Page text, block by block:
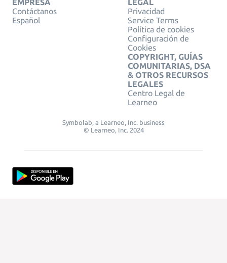
EMPRESA
Contáctanos
Español
LEGAL
Privacidad
Service Terms
Política de cookies
Configuración de
Cookies
COPYRIGHT, GUÍAS
COMUNITARIAS, DSA
& OTROS RECURSOS
LEGALES
Centro Legal de
Learneo
Symbolab, a Learneo, Inc. business
© Learneo, Inc. 2024